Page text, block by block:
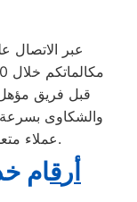
قبل فريق
والشكاوى
عملاء متعددة اللغات تناسب جميع احتياجاتكم.
أر قام